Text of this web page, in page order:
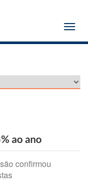
ao ano
confirmou